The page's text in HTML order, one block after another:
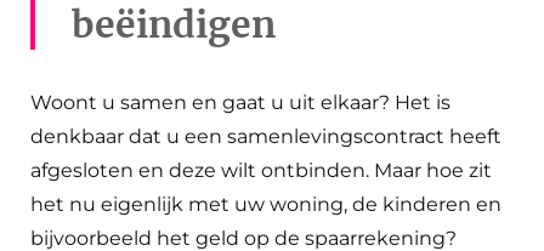
beëindigen
Woont u samen en gaat u uit elkaar? Het is
denkbaar dat u een samenlevingscontract heeft
afgesloten en deze wilt ontbinden. Maar hoe zit
het nu eigenlijk met uw woning, de kinderen en
bijvoorbeeld het geld op de spaarrekening?